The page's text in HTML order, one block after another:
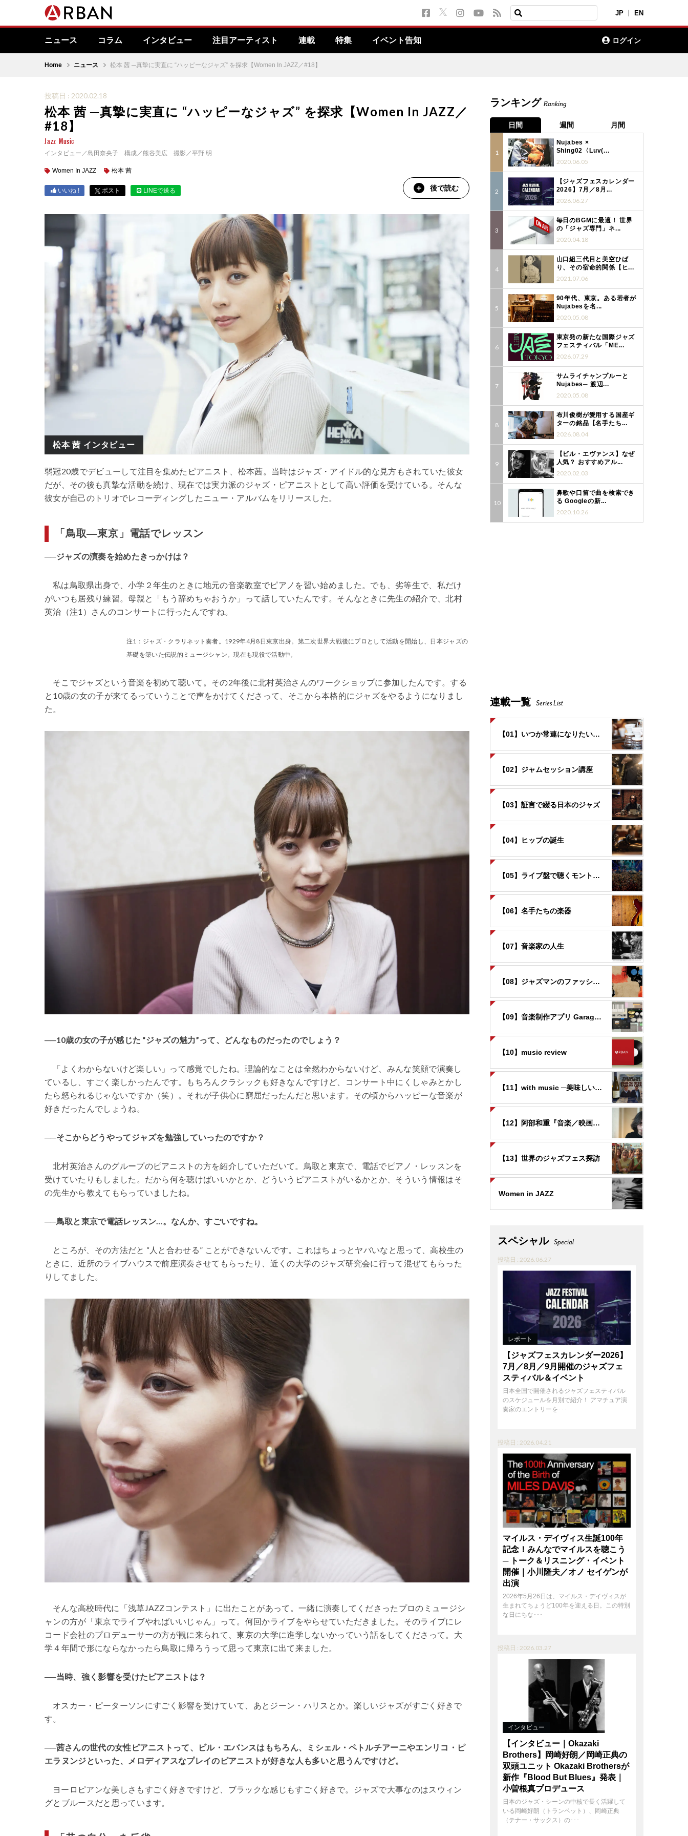
JP EN
ニュース コラム インタビュー 注目アーティスト 連載 特集 イベント告知 ログイン
Home ニュース 松本 茜 ─真摯に実直に “ハッピーなジャズ” を探求【Women In JAZZ／#18】
投稿日 : 2020.02.18
松本 茜 ─真摯に実直に “ハッピーなジャズ” を探求【Women In JAZZ／
#18】
Jazz Music
インタビュー／島田奈央子 構成／熊谷美広 撮影／平野 明
Women In JAZZ 松本 茜
いいね ! ポスト LINEで送る 後で読む
松本 茜 インタビュー
弱冠20歳でデビューして注目を集めたピアニスト、松本茜。当時はジャズ・アイドル的な見方もされていた彼女
だが、その後も真摯な活動を続け、現在では実力派のジャズ・ピアニストとして高い評価を受けている。そんな
彼女が自己のトリオでレコーディングしたニュー・アルバムをリリースした。
「鳥取―東京」電話でレッスン
──ジャズの演奏を始めたきっかけは？
私は鳥取県出身で、小学２年生のときに地元の音楽教室でピアノを習い始めました。でも、劣等生で、私だけ
がいつも居残り練習。母親と「もう辞めちゃおうか」って話していたんです。そんなときに先生の紹介で、北村
英治（注1）さんのコンサートに行ったんですね。
注1：ジャズ・クラリネット奏者。1929年4月8日東京出身。第二次世界大戦後にプロとして活動を開始し、日本ジャズの
基礎を築いた伝説的ミュージシャン。現在も現役で活動中。
そこでジャズという音楽を初めて聴いて。その2年後に北村英治さんのワークショップに参加したんです。する
と10歳の女の子が来てるっていうことで声をかけてくださって、そこから本格的にジャズをやるようになりまし
た。
──10歳の女の子が感じた “ジャズの魅力”って、どんなものだったのでしょう？
「よくわからないけど楽しい」って感覚でしたね。理論的なことは全然わからないけど、みんな笑顔で演奏し
ているし、すごく楽しかったんです。もちろんクラシックも好きなんですけど、コンサート中にくしゃみとかし
たら怒られるじゃないですか（笑）。それが子供心に窮屈だったんだと思います。その頃からハッピーな音楽が
好きだったんでしょうね。
──そこからどうやってジャズを勉強していったのですか？
北村英治さんのグループのピアニストの方を紹介していただいて。鳥取と東京で、電話でピアノ・レッスンを
受けていたりもしました。だから何を聴けばいいかとか、どういうピアニストがいるかとか、そういう情報はそ
の先生から教えてもらっていましたね。
──鳥取と東京で電話レッスン…。なんか、すごいですね。
ところが、その方法だと “人と合わせる” ことができないんです。これはちょっとヤバいなと思って、高校生の
ときに、近所のライブハウスで前座演奏させてもらったり、近くの大学のジャズ研究会に行って混ぜてもらった
りしてました。
そんな高校時代に「浅草JAZZコンテスト」に出たことがあって。一緒に演奏してくださったプロのミュージシ
ャンの方が「東京でライブやればいいじゃん」って。何回かライブをやらせていただきました。そのライブにレ
コード会社のプロデューサーの方が観に来られて、東京の大学に進学しないかっていう話をしてくださって。大
学４年間で形にならなかったら鳥取に帰ろうって思って東京に出て来ました。
──当時、強く影響を受けたピアニストは？
オスカー・ピーターソンにすごく影響を受けていて、あとジーン・ハリスとか。楽しいジャズがすごく好きで
す。
──茜さんの世代の女性ピアニストって、ビル・エバンスはもちろん、ミシェル・ペトルチアーニやエンリコ・ピ
エラヌンジといった、メロディアスなプレイのピアニストが好きな人も多いと思うんですけど。
ヨーロピアンな美しさもすごく好きですけど、ブラックな感じもすごく好きで。ジャズで大事なのはスウィン
グとブルースだと思っています。
ランキング Ranking
日間 週間 月間
Nujabes ×
Shing02〈Luv(...
2020.06.05
【ジャズフェスカレンダー
2026】7月／8月...
2026.06.27
毎日のBGMに最適！ 世界
の「ジャズ専門」ネ...
2020.04.18
山口組三代目と美空ひば
り、その宿命的関係【ヒ...
2021.07.06
90年代、東京。ある若者が
Nujabesを名...
2020.05.08
東京発の新たな国際ジャズ
フェスティバル「ME...
2026.07.29
サムライチャンプルーと
Nujabes─ 渡辺...
2020.05.08
布川俊樹が愛用する国産ギ
ターの銘品【名手たち...
2026.08.04
【ビル・エヴァンス】なぜ
人気？ おすすめアル...
2020.02.03
鼻歌や口笛で曲を検索でき
る Googleの新...
2020.10.26
連載一覧 Series List
【01】いつか常連になりたいお店
【02】ジャムセッション講座
【03】証言で綴る日本のジャズ
【04】ヒップの誕生
【05】ライブ盤で聴くモントルー
【06】名手たちの楽器
【07】音楽家の人生
【08】ジャズマンのファッション
【09】音楽制作アプリ GarageBandの世界
【10】music review
【11】with music ─美味しいお酒と音楽と─
【12】阿部和重『音楽／映画覚書』
【13】世界のジャズフェス探訪
Women in JAZZ
スペシャル Special
投稿日 : 2026.06.27
レポート
【ジャズフェスカレンダー2026】
7月／8月／9月開催のジャズフェ
スティバル＆イベント
日本全国で開催されるジャズフェスティバル
のスケジュールを月別で紹介！ アマチュア演
奏家のエントリーを･･･
投稿日 : 2026.04.21
マイルス・デイヴィス生誕100年
記念！みんなでマイルスを聴こう
─ トーク＆リスニング・イベント
開催｜小川隆夫／オノ セイゲンが
出演
2026年5月26日は、マイルス・デイヴィスが
生まれてちょうど100年を迎える日。この特別
な日にちな･･･
投稿日 : 2026.03.27
インタビュー
【インタビュー｜Okazaki
Brothers】岡崎好朗／岡崎正典の
双頭ユニット Okazaki Brothersが
新作『Blood But Blues』発表｜
小曽根真プロデュース
日本のジャズ・シーンの中核で長く活躍して
いる岡崎好朗（トランペット）、岡崎正典
（テナー・サックス）の･･･